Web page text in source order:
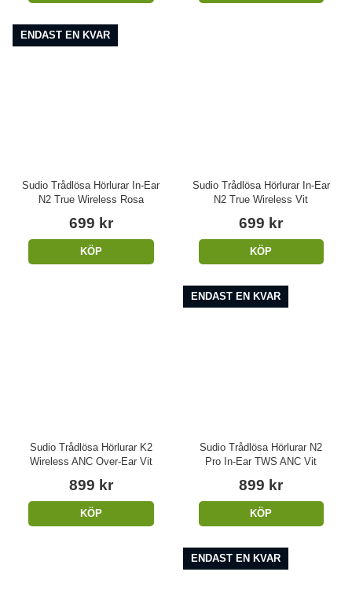
ENDAST EN KVAR
Sudio Trådlösa Hörlurar In-Ear
N2 True Wireless Rosa
699 kr
KÖP
Sudio Trådlösa Hörlurar In-Ear
N2 True Wireless Vit
699 kr
KÖP
Sudio Trådlösa Hörlurar K2
Wireless ANC Over-Ear Vit
899 kr
KÖP
ENDAST EN KVAR
Sudio Trådlösa Hörlurar N2
Pro In-Ear TWS ANC Vit
899 kr
KÖP
ENDAST EN KVAR